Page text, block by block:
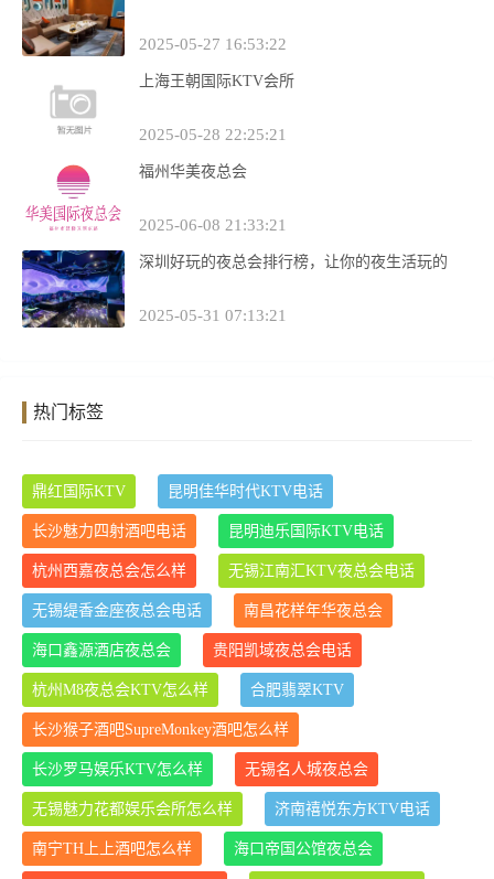
2025-05-27 16:53:22
上海王朝国际KTV会所
2025-05-28 22:25:21
福州华美夜总会
2025-06-08 21:33:21
深圳好玩的夜总会排行榜，让你的夜生活玩的
2025-05-31 07:13:21
热门标签
鼎红国际KTV 昆明佳华时代KTV电话
长沙魅力四射酒吧电话 昆明迪乐国际KTV电话
杭州西嘉夜总会怎么样 无锡江南汇KTV夜总会电话
无锡缇香金座夜总会电话 南昌花样年华夜总会
海口鑫源酒店夜总会 贵阳凯域夜总会电话
杭州M8夜总会KTV怎么样 合肥翡翠KTV
长沙猴子酒吧SupreMonkey酒吧怎么样
长沙罗马娱乐KTV怎么样 无锡名人城夜总会
无锡魅力花都娱乐会所怎么样 济南禧悦东方KTV电话
南宁TH上上酒吧怎么样 海口帝国公馆夜总会